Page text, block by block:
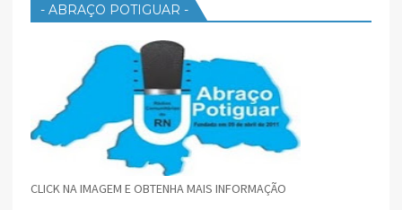
- ABRAÇO POTIGUAR -
CLICK NA IMAGEM E OBTENHA MAIS INFORMAÇÃO